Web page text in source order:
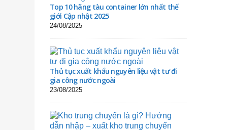
Top 10 hãng tàu container lớn nhất thế
giới Cập nhật 2025
24/08/2025
Thủ tục xuất khẩu nguyên liệu vật tư đi
gia công nước ngoài
23/08/2025